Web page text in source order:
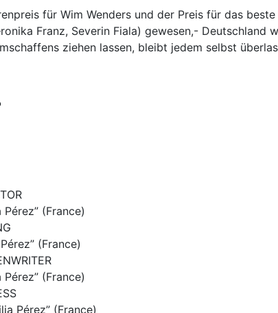
für Wim Wenders und der Preis für das beste
Franz, Severin Fiala) gewesen,-
ziehen lassen, bleibt jedem selbst
(France)
(France)
(France)
Pérez” (France)